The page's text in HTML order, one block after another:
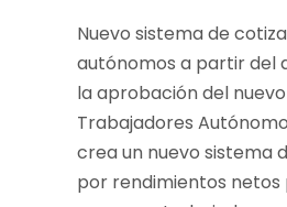
Nuevo sistema de
autónomos a partir del
la aprobación del
Trabajadores
crea un nuevo sistema
por rendimientos netos